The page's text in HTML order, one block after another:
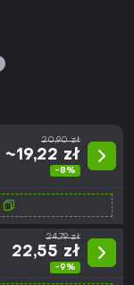
20,90 zł
~19,22 zł
-8%
24,79 zł
22,55 zł
-9%